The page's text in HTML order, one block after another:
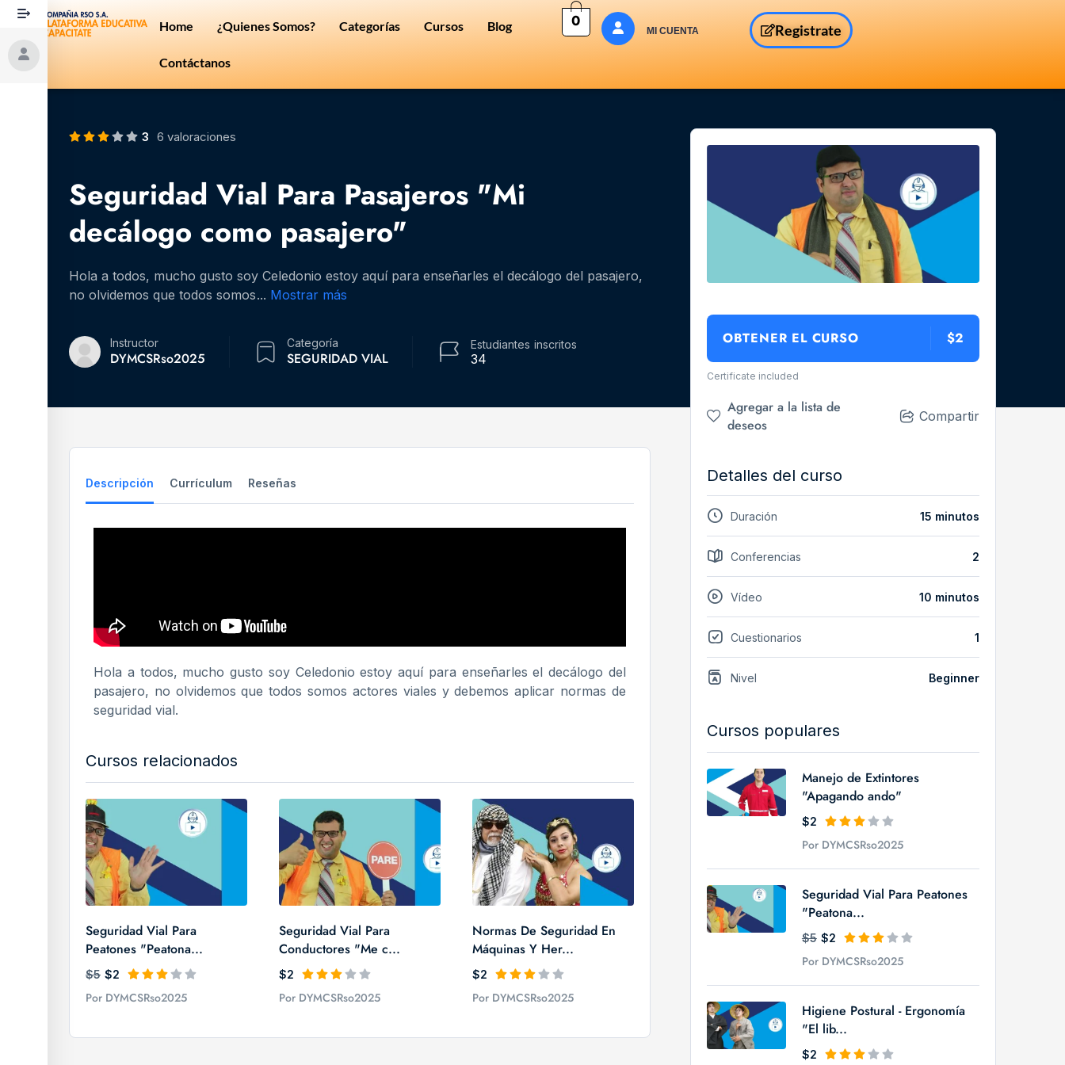
contenido
Home ¿Quienes Somos? Categorías Cursos Blog
Contáctanos
0
MI CUENTA Registrate
3 6 valoraciones
Seguridad Vial Para Pasajeros "Mi
decálogo como pasajero"
Hola a todos, mucho gusto soy Celedonio estoy aquí para enseñarles el decálogo del pasajero,
no olvidemos que todos somos... Mostrar más
Instructor
DYMCSRso2025
Categoría
SEGURIDAD VIAL 34
Estudiantes inscritos
Descripción Currículum Reseñas
Hola a todos, mucho gusto soy Celedonio estoy aquí para enseñarles el decálogo del
pasajero, no olvidemos que todos somos actores viales y debemos aplicar normas de
seguridad vial.
Cursos relacionados
Seguridad Vial Para
Peatones "Peatona...
$5 $2
Por DYMCSRso2025
Seguridad Vial Para
Conductores "Me c...
$2
Por DYMCSRso2025
Normas De Seguridad En
Máquinas Y Her...
$2
Por DYMCSRso2025
OBTENER EL CURSO $2
Certificate included
Agregar a la lista de
deseos
Compartir
Detalles del curso
Duración 15 minutos
Conferencias 2
Vídeo 10 minutos
Cuestionarios 1
Nivel Beginner
Cursos populares
Manejo de Extintores
"Apagando ando"
$2
Por DYMCSRso2025
Seguridad Vial Para Peatones
"Peatona...
$5 $2
Por DYMCSRso2025
Higiene Postural - Ergonomía
"El lib...
$2